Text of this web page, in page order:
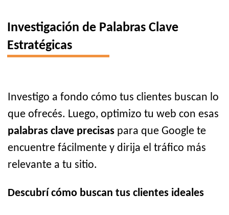
Investigación de Palabras Clave
Estratégicas
Investigo a fondo cómo tus clientes buscan lo
que ofrecés. Luego, optimizo tu web con esas
palabras clave precisas para que Google te
encuentre fácilmente y dirija el tráfico más
relevante a tu sitio.
Descubrí cómo buscan tus clientes ideales